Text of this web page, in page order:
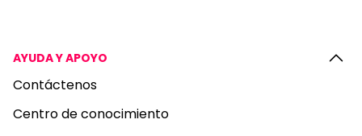
AYUDA Y APOYO
Contáctenos
Centro de conocimiento